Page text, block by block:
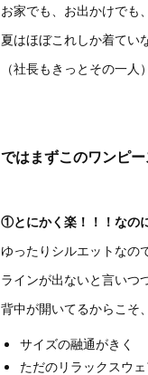
お家でも、お出かけでも
夏はほぼこれしか着てい
（社長もきっとその一人）
ではまずこのワンピ
①とにかく楽！！！なの
ゆったりシルエットなの
ラインが出ないと言いつ
背中が開いてるからこそ、
サイズの融通がきく
ただのリラックスウ